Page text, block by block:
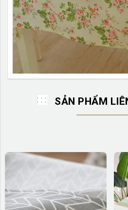
SẢN PHẨM